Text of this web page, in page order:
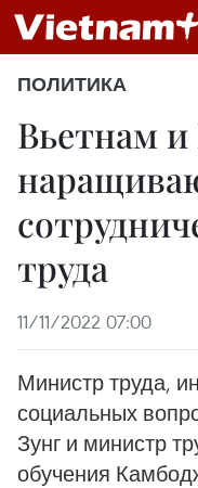
ПОЛИТИКА
Вьетнам
труда
11/11/2022 07:00
Министр труда,
социальных
Зунг и министр
обучения